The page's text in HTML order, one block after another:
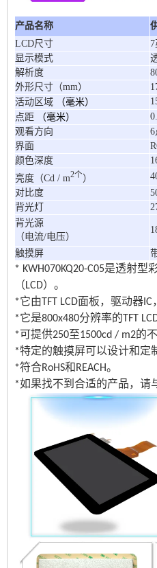
产品名称
LCD尺寸
显示模式
解析度
外形尺寸（mm）
活动区域
（毫米）
点距
（毫米）
观看方向
6
界面
颜色深度
亮度（Cd / m2个）
对比度
背光灯
背光源
（电流/电压）
触摸屏
* KWH070KQ20-C05是透射
（LCD）。
*它由TFT LCD面板，驱动器IC
*它是800x480分辨率的TFT
*可提供250至1500cd / m2的
*特定的触摸屏可以设计和定
*符合RoHS和REACH。
*如果找不到合适的产品，请